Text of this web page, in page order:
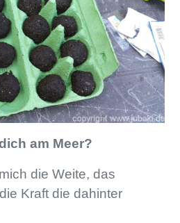
am Meer?
die Weite, das
Kraft die dahinter